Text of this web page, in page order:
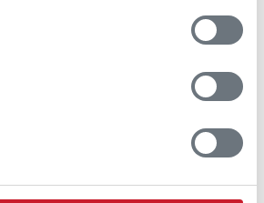
M D
M D
M
F